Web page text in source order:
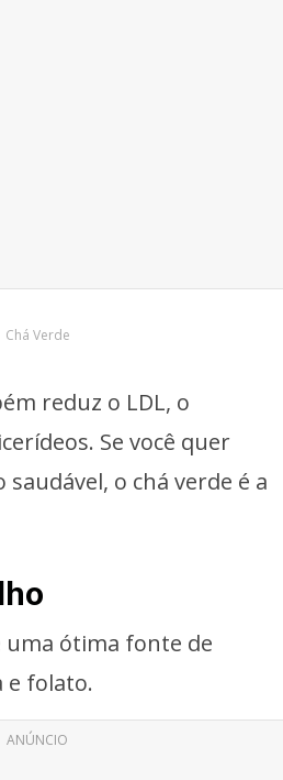
Chá Verde
reduz o LDL, o
Se você quer
o chá verde é a
uma ótima fonte de
e folato.
ANÚNCIO